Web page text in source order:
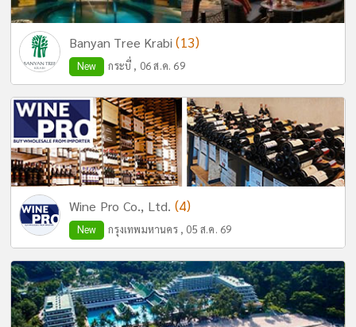
Banyan Tree Krabi(13)
New กระบี่ , 06 ส.ค. 69
Wine Pro Co., Ltd. (4)
New กรุงเทพมหานคร , 05 ส.ค. 69